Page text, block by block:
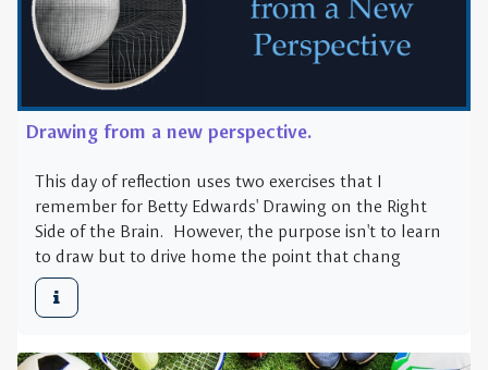
This day of reflection uses two exercises that I
remember for Betty Edwards' Drawing on the Right
Side of the Brain. However, the purpose isn't to learn
to draw but to drive home the point that chang